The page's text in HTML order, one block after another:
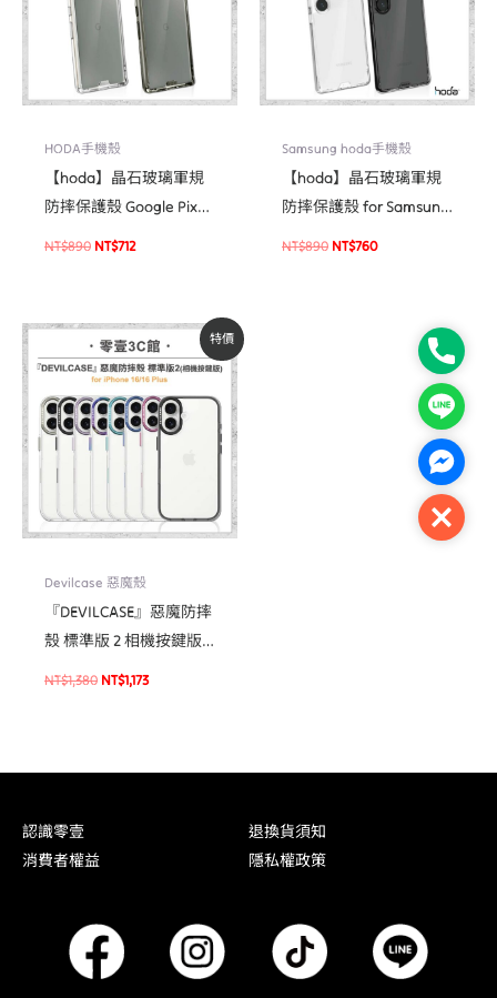
HODA手機殼
【hoda】晶石玻璃軍規
防摔保護殼 Google Pixel
7 系列
NT$890 NT$712
Samsung hoda手機殼
【hoda】晶石玻璃軍規
防摔保護殼 for Samsung
S25 Ultra 全新防摔殼
NT$890 NT$760
特價
Devilcase 惡魔殼
『DEVILCASE』惡魔防摔
殼 標準版 2 相機按鍵版
For iPhone 16/16 Plus 手
NT$1,380
原
始
價
格：
NT$1,380。
NT$1,173
目
前
價
格：
NT$1,173。
認識零壹
退換貨須知
消費者權益
隱私權政策
Phone
Line
Close